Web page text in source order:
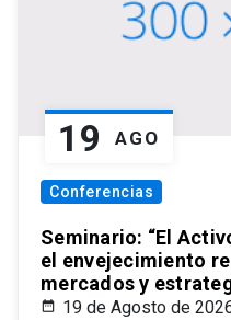
19 AGO
Conferencias
Seminario: “El
el envejecimiento
mercados y
19 de Agosto de